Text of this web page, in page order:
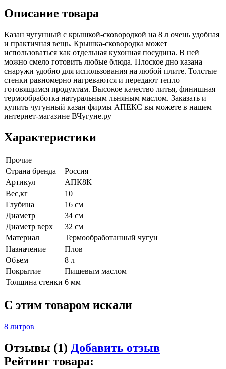
Описание товара
Казан чугунный с крышкой-сковородкой на 8 л очень удобная
и практичная вещь. Крышка-сковородка может
использоваться как отдельная кухонная посудина. В ней
можно смело готовить любые блюда. Плоское дно казана
снаружи удобно для использования на любой плите. Толстые
стенки равномерно нагреваются и передают тепло
готовящимся продуктам. Высокое качество литья, финишная
термообработка натуральным льняным маслом. Заказать и
купить чугунный казан фирмы АПЕКС вы можете в нашем
интернет-магазине ВЧугуне.ру
Характеристики
Прочие
Страна бренда
Россия
Артикул
АПК8К
Вес,кг
10
Глубина
16 см
Диаметр
34 см
Диаметр верх
32 см
Материал
Термообработанный чугун
Назначение
Плов
Объем
8 л
Покрытие
Пищевым маслом
Толщина стенки 6 мм
C этим товаром искали
8 литров
Отзывы (1) Добавить отзыв
Рейтинг товара: